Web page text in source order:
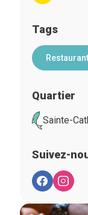
Tags
Restaurant
Quartier
Sainte-
Suivez-